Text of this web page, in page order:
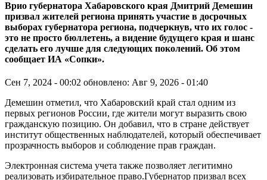
Врио губернатора Хабаровского края Дмитрий Демешин
призвал жителей региона принять участие в досрочных
выборах губернатора региона, подчеркнув, что их голос -
это не просто бюллетень, а видение будущего края и шанс
сделать его лучше для следующих поколений. Об этом
сообщает ИА «Сопки».
Сен 7, 2024 - 00:02 обновлено: Авг 9, 2026 - 01:40
Демешин отметил, что Хабаровский край стал одним из
первых регионов России, где жители могут выразить свою
гражданскую позицию. Он добавил, что в стране действует
институт общественных наблюдателей, который обеспечивает
прозрачность выборов и соблюдение прав граждан.
Электронная система учета также позволяет легитимно
реализовать избирательное право.Губернатор призвал всех